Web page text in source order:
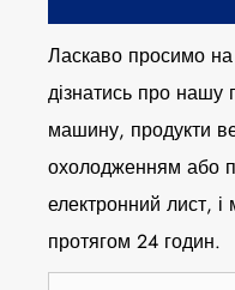
Ласкаво просимо
дізнатись про
машину, продукти
охолодженням або
електронний лист,
протягом 24 годин.